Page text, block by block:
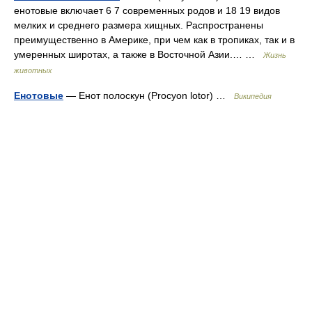
енотовые включает 6 7 современных родов и 18 19 видов
мелких и среднего размера хищных. Распространены
преимущественно в Америке, при чем как в тропиках, так и в
умеренных широтах, а также в Восточной Азии.… …
Жизнь
животных
Енотовые — Енот полоскун (Procyon lotor) … Википедия